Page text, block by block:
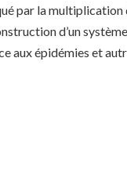
par la
d’un
aux épidémies et